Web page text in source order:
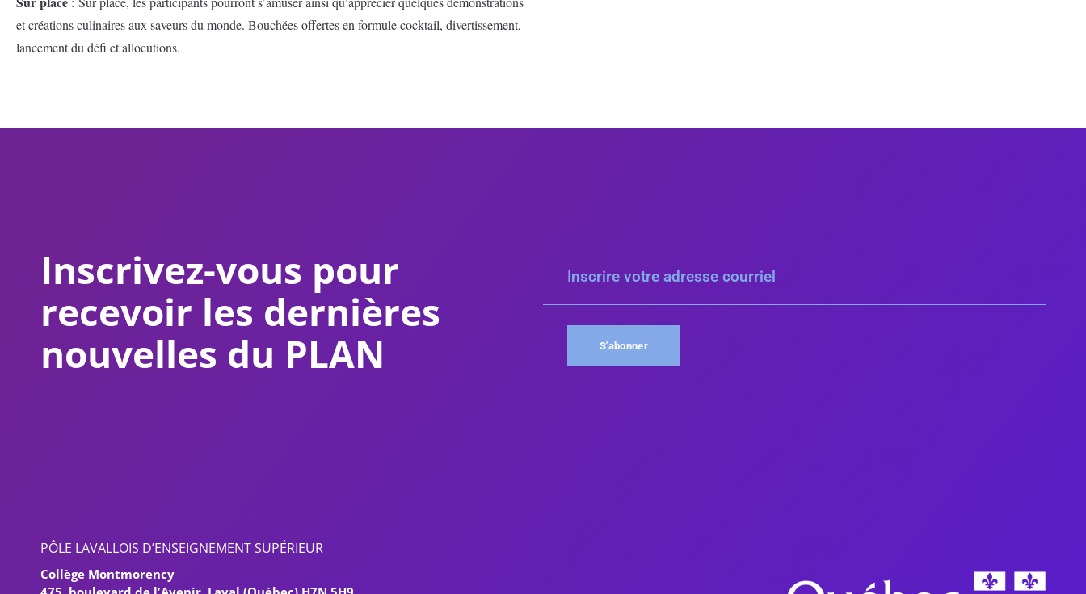
et créations culinaires aux saveurs du monde. Bouchées offertes en formule cocktail, divertissement,
lancement du défi et allocutions.
Inscrivez-vous pour
recevoir les dernières
nouvelles du PLAN
S'abonner
PÔLE LAVALLOIS D’ENSEIGNEMENT SUPÉRIEUR
Collège Montmorency